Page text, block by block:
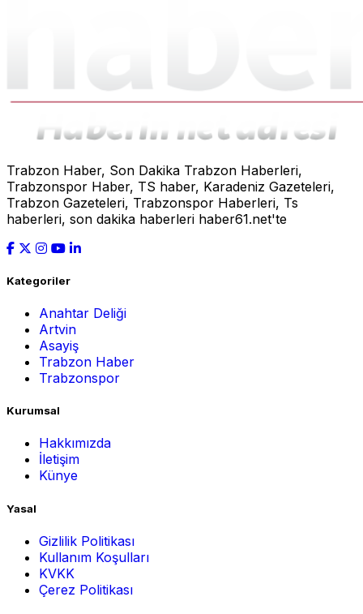
Trabzon Haber, Son Dakika Trabzon Haberleri,
Trabzonspor Haber, TS haber, Karadeniz Gazeteleri,
Trabzon Gazeteleri, Trabzonspor Haberleri, Ts
haberleri, son dakika haberleri haber61.net'te
Kategoriler
Anahtar Deliği
Artvin
Asayiş
Trabzon Haber
Trabzonspor
Kurumsal
Hakkımızda
İletişim
Künye
Yasal
Gizlilik Politikası
Kullanım Koşulları
KVKK
Çerez Politikası